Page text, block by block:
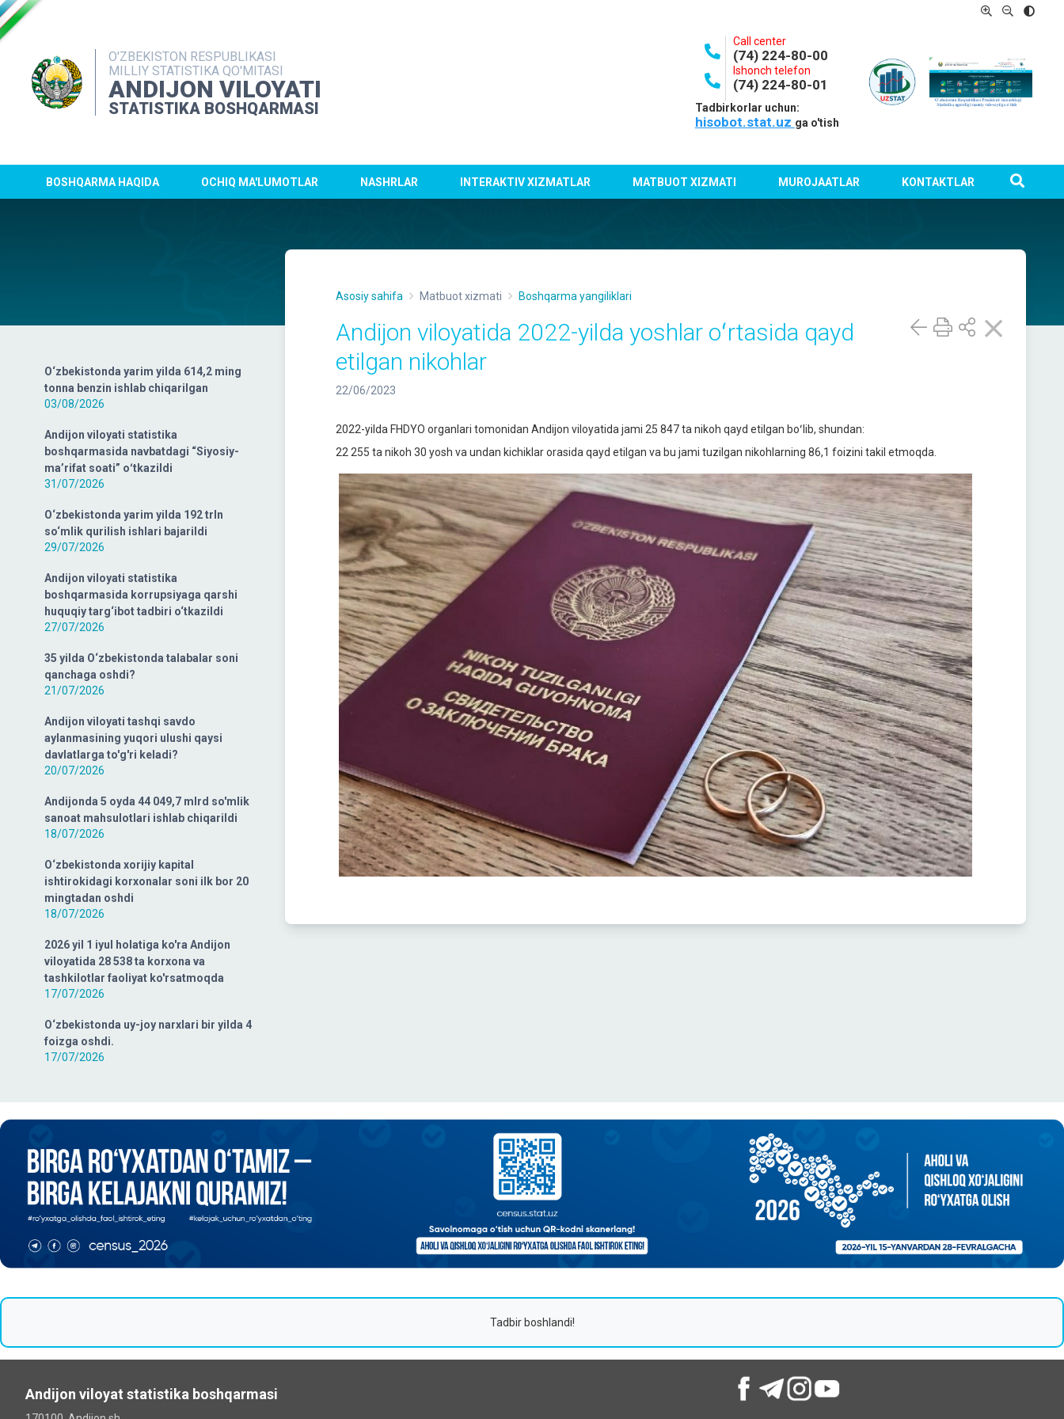
O'ZBEKISTON RESPUBLIKASI
MILLIY STATISTIKA QO'MITASI
ANDIJON VILOYATI
STATISTIKA BOSHQARMASI
Call center
(74) 224-80-00
Ishonch telefon
(74) 224-80-01
Tadbirkorlar uchun:
hisobot.stat.uz ga o'tish
BOSHQARMA HAQIDA OCHIQ MA'LUMOTLAR NASHRLAR INTERAKTIV XIZMATLAR MATBUOT XIZMATI MUROJAATLAR KONTAKTLAR
O‘zbekistonda yarim yilda 614,2 ming
tonna benzin ishlab chiqarilgan
03/08/2026
Andijon viloyati statistika
boshqarmasida navbatdagi “Siyosiy-
ma’rifat soati” oʻtkazildi
31/07/2026
O‘zbekistonda yarim yilda 192 trln
so‘mlik qurilish ishlari bajarildi
29/07/2026
Andijon viloyati statistika
boshqarmasida korrupsiyaga qarshi
huquqiy targ‘ibot tadbiri o‘tkazildi
27/07/2026
35 yilda O‘zbekistonda talabalar soni
qanchaga oshdi?
21/07/2026
Andijon viloyati tashqi savdo
aylanmasining yuqori ulushi qaysi
davlatlarga to'g'ri keladi?
20/07/2026
Andijonda 5 oyda 44 049,7 mlrd so'mlik
sanoat mahsulotlari ishlab chiqarildi
18/07/2026
O‘zbekistonda xorijiy kapital
ishtirokidagi korxonalar soni ilk bor 20
mingtadan oshdi
18/07/2026
2026 yil 1 iyul holatiga ko'ra Andijon
viloyatida 28 538 ta korxona va
tashkilotlar faoliyat ko'rsatmoqda
17/07/2026
O‘zbekistonda uy-joy narxlari bir yilda 4
foizga oshdi.
17/07/2026
Asosiy sahifa Matbuot xizmati Boshqarma yangiliklari
Andijon viloyatida 2022-yilda yoshlar oʻrtasida qayd
etilgan nikohlar
22/06/2023
2022-yilda FHDYO organlari tomonidan Andijon viloyatida jami 25 847 ta nikoh qayd etilgan boʻlib, shundan:
22 255 ta nikoh 30 yosh va undan kichiklar orasida qayd etilgan va bu jami tuzilgan nikohlarning 86,1 foizini takil etmoqda.
Tadbir boshlandi!
Andijon viloyat statistika boshqarmasi